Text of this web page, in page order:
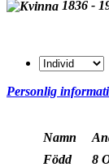
1836 -
Personlig
Namn
Född
8